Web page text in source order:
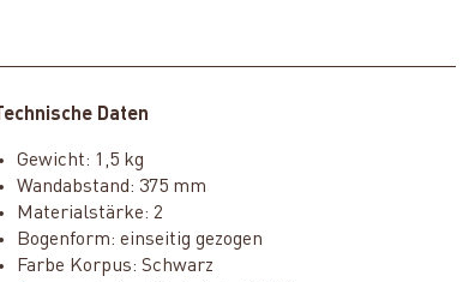
Technische Daten
Gewicht: 1,5 kg
Wandabstand: 375 mm
Materialstärke: 2
Bogenform: einseitig gezogen
Farbe Korpus: Schwarz